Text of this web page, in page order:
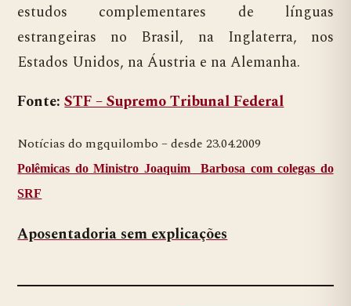
estudos complementares de línguas
estrangeiras no Brasil, na Inglaterra, nos
Estados Unidos, na Áustria e na Alemanha.
Fonte:STF – Supremo Tribunal Federal
Notícias do mgquilombo – desde 23.04.2009
Polêmicas do Ministro Joaquim Barbosa com colegas do
SRF
Aposentadoria sem explicações